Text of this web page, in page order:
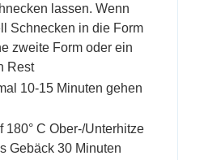
lassen. Wenn
Schnecken in die Form
zweite Form oder ein
Rest
10-15 Minuten gehen
180° C Ober-/Unterhitze
Gebäck 30 Minuten